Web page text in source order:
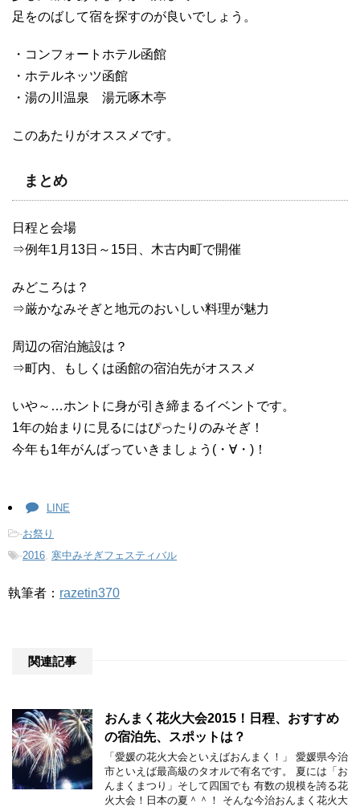
足をのばして宿を探すのが良いでしょう。
・コンフォートホテル函館
・ホテルネッツ函館
・湯の川温泉 湯元啄木亭
このあたりがオススメです。
まとめ
日程と会場
⇒例年1月13日～15日、木古内町で開催
みどころは？
⇒厳かなみそぎと地元のおいしい料理が魅力
周辺の宿泊施設は？
⇒町内、もしくは函館の宿泊先がオススメ
いや～…ホントに身が引き締まるイベントです。
1年の始まりに見るにはぴったりのみそぎ！
今年も1年がんばっていきましょう(・∀・)！
LINE
-お祭り
-2016 寒中みそぎフェスティバル
執筆者： razetin370
関連記事
おんまく花火大会2015！日程、おすすめ
の宿泊先、スポットは？
「愛媛の花火大会といえばおんまく！」 愛媛県今治
市といえば最高級のタオルで有名です。 夏には「お
んまくまつり」そして四国でも 有数の規模を誇る花
火大会！日本の夏＾＾！ そんな今治おんまく花火大